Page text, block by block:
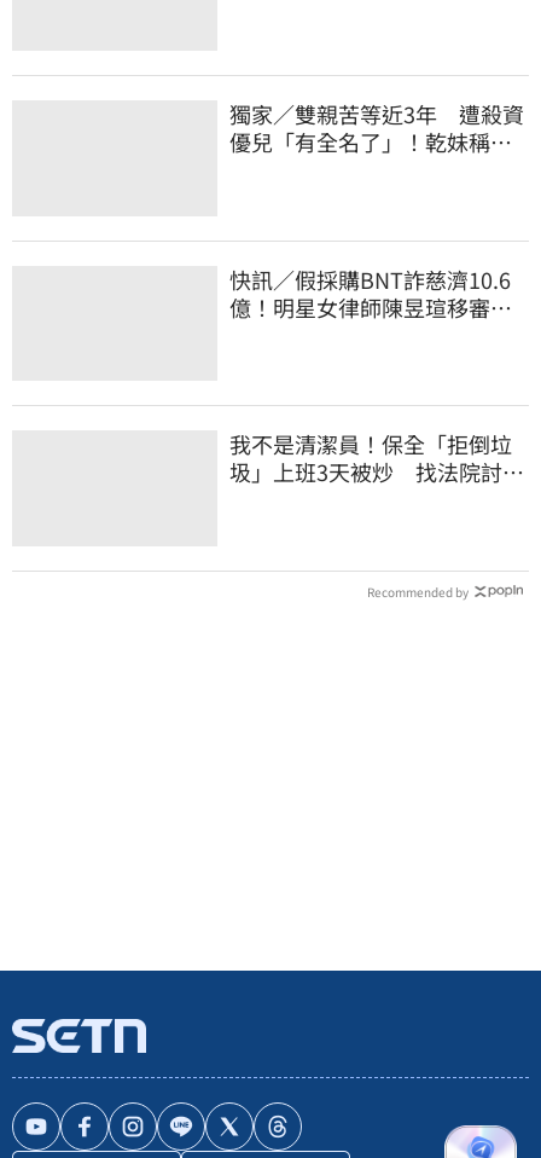
獨家／雙親苦等近3年 遭殺資
優兒「有全名了」！乾妹稱賠
快訊／假採購BNT詐慈濟10.6
億！明星女律師陳昱瑄移審
我不是清潔員！保全「拒倒垃
圾」上班3天被炒 找法院討公
Recommended by